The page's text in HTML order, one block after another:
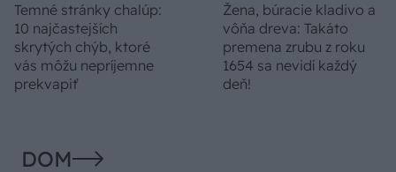
Temné stránky chalúp:
10 najčastejších
skrytých chýb, ktoré
vás môžu nepríjemne
prekvapiť
Žena, búracie kladivo a
vôňa dreva: Takáto
premena zrubu z roku
1654 sa nevidí každý
deň!
DOM